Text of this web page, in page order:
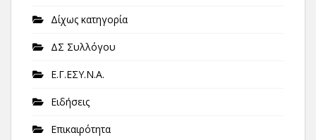
Δίχως κατηγορία
ΔΣ Συλλόγου
Ε.Γ.ΕΣΥ.Ν.Α.
Ειδήσεις
Επικαιρότητα